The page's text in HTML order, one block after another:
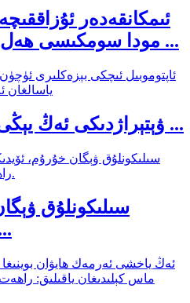
ئىمكانقەدەر
مودا سومكىسى ھەل قىلىش چارىسى ...
ۋېتېراژدىكى ئەڭ يېڭى يېڭىلىقلار نېمە؟ ...
سىلىكونلۇق
يۇمشاق